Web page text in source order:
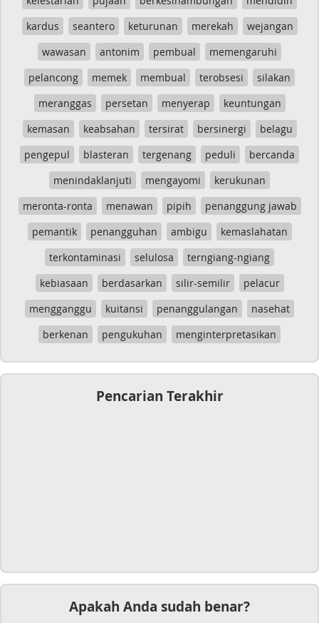
kardus
seantero keturunan merekah
wejangan
wawasan
antonim pembual
memengaruhi
pelancong
memek membual terobsesi
silakan
meranggas
persetan menyerap
keuntungan
kemasan
keabsahan tersirat bersinergi
belagu
pengepul
blasteran tergenang peduli
bercanda
menindaklanjuti
mengayomi
kerukunan
meronta-ronta
menawan pipih
penanggung jawab
pemantik
penangguhan ambigu
kemaslahatan
terkontaminasi
selulosa
terngiang-ngiang
kebiasaan
berdasarkan silir-semilir
pelacur
mengganggu
kuitansi penanggulangan
nasehat
berkenan
pengukuhan menginterpretasikan
Pencarian Terakhir
Apakah Anda sudah benar?